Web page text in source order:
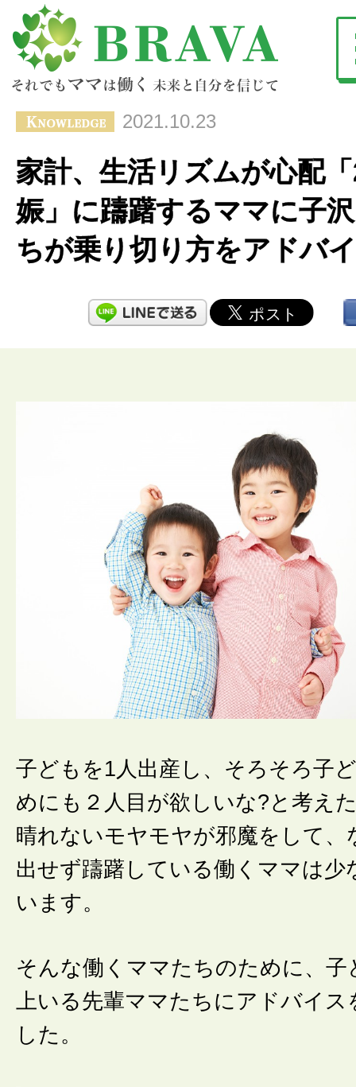
2021.10.23
家計、生活リズムが心配
娠」に躊躇するママに子
ちが乗り切り方をアドバ
子どもを1人出産し、そろそろ子
めにも２人目が欲しいな?と考え
晴れないモヤモヤが邪魔をして、
出せず躊躇している働くママは少
います。
そんな働くママたちのために、子
上いる先輩ママたちにアドバイ
した。